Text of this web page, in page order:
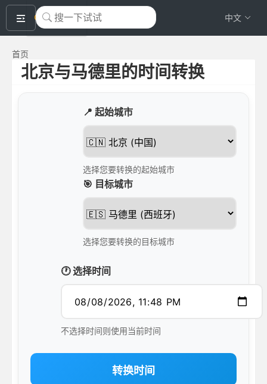
okeyTool 中文
首页
北京与马德里的时间转换
📍 起始城市
选择您要转换的起始城市
🎯 目标城市
选择您要转换的目标城市
🕐 选择时间
不选择时间则使用当前时间
转换时间